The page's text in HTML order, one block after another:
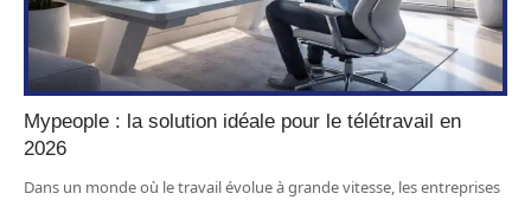
Mypeople : la solution idéale pour le télétravail en
2026
Dans un monde où le travail évolue à grande vitesse, les entreprises